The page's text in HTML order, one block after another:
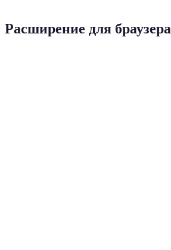
Расширение для браузера